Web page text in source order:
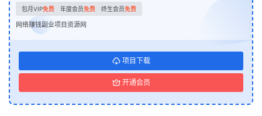
包月VIP免费 年度会员免费 终生会员免费
网络赚钱副业项目资源网
项目下载
开通会员